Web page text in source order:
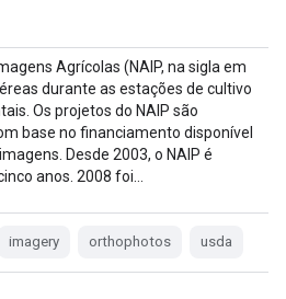
Agrícolas (NAIP, na sigla em
durante as estações de cultivo
Os projetos do NAIP são
base no financiamento disponível
Desde 2003, o NAIP é
anos. 2008 foi…
imagery orthophotos usda